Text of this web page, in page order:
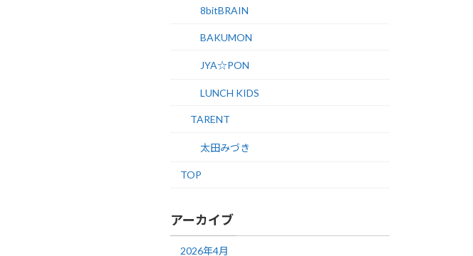
8bitBRAIN
BAKUMON
JYA☆PON
LUNCH KIDS
TARENT
太田みづき
TOP
アーカイブ
2026年4月